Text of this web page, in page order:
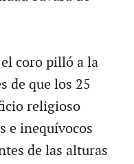
coro pilló a la
de que los 25
religioso
e inequívocos
de las alturas